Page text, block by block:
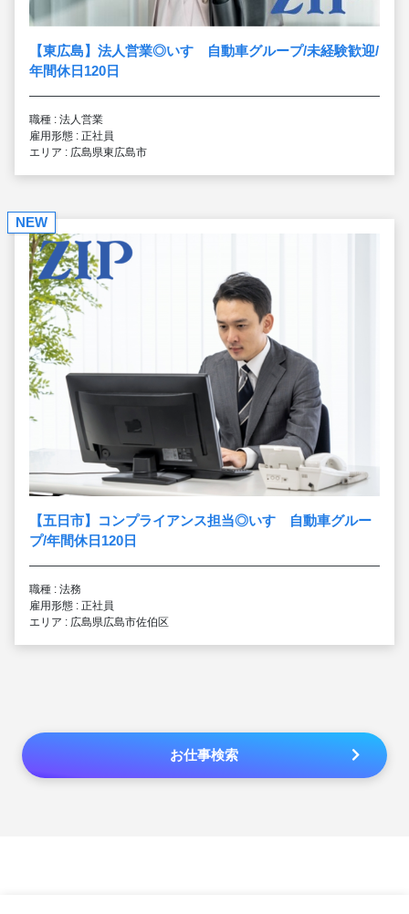
【東広島】法人営業◎いすゞ自動車グループ/未経験歓迎/
年間休日120日
職種 : 法人営業
雇用形態 : 正社員
エリア : 広島県東広島市
NEW
【五日市】コンプライアンス担当◎いすゞ自動車グルー
プ/年間休日120日
職種 : 法務
雇用形態 : 正社員
エリア : 広島県広島市佐伯区
お仕事検索